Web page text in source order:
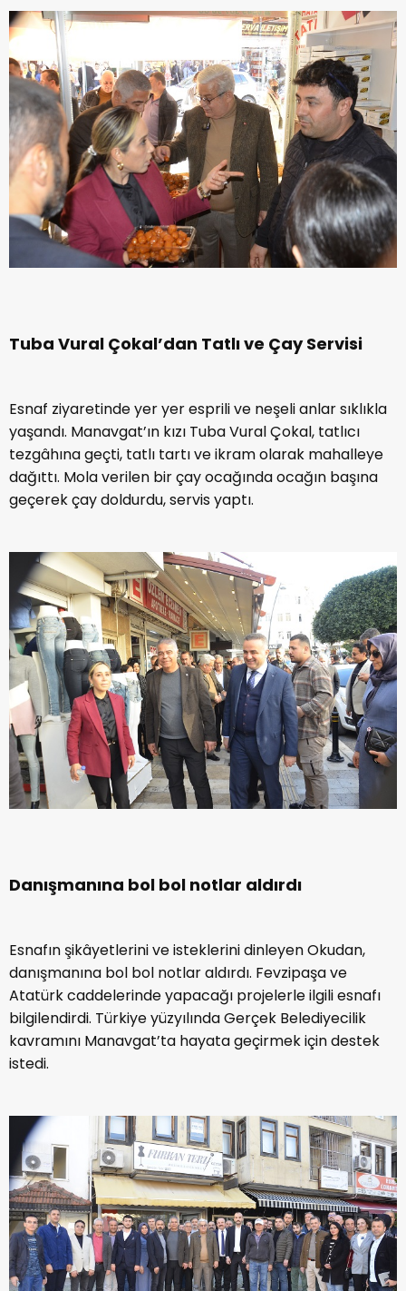
Tuba Vural Çokal’dan Tatlı ve Çay Servisi
Esnaf ziyaretinde yer yer esprili ve neşeli anlar sıklıkla
yaşandı. Manavgat’ın kızı Tuba Vural Çokal, tatlıcı
tezgâhına geçti, tatlı tartı ve ikram olarak mahalleye
dağıttı. Mola verilen bir çay ocağında ocağın başına
geçerek çay doldurdu, servis yaptı.
Danışmanına bol bol notlar aldırdı
Esnafın şikâyetlerini ve isteklerini dinleyen Okudan,
danışmanına bol bol notlar aldırdı. Fevzipaşa ve
Atatürk caddelerinde yapacağı projelerle ilgili esnafı
bilgilendirdi. Türkiye yüzyılında Gerçek Belediyecilik
kavramını Manavgat’ta hayata geçirmek için destek
istedi.